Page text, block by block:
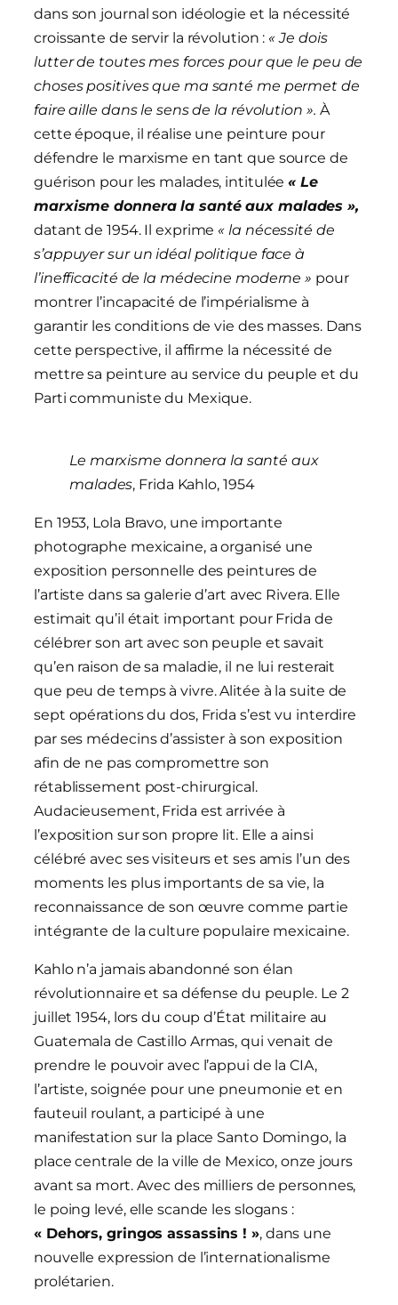
dans son journal son idéologie et la nécessité
croissante de servir la révolution : « Je dois
lutter de toutes mes forces pour que le peu de
choses positives que ma santé me permet de
faire aille dans le sens de la révolution ». À
cette époque, il réalise une peinture pour
défendre le marxisme en tant que source de
guérison pour les malades, intitulée« Le
marxisme donnera la santé aux malades »,
datant de 1954. Il exprime « la nécessité de
s’appuyer sur un idéal politique face à
l’inefficacité de la médecine moderne » pour
montrer l’incapacité de l’impérialisme à
garantir les conditions de vie des masses. Dans
cette perspective, il affirme la nécessité de
mettre sa peinture au service du peuple et du
Parti communiste du Mexique.
Le marxisme donnera la santé aux
malades, Frida Kahlo, 1954
En 1953, Lola Bravo, une importante
photographe mexicaine, a organisé une
exposition personnelle des peintures de
l’artiste dans sa galerie d’art avec Rivera. Elle
estimait qu’il était important pour Frida de
célébrer son art avec son peuple et savait
qu’en raison de sa maladie, il ne lui resterait
que peu de temps à vivre. Alitée à la suite de
sept opérations du dos, Frida s’est vu interdire
par ses médecins d’assister à son exposition
afin de ne pas compromettre son
rétablissement post-chirurgical.
Audacieusement, Frida est arrivée à
l’exposition sur son propre lit. Elle a ainsi
célébré avec ses visiteurs et ses amis l’un des
moments les plus importants de sa vie, la
reconnaissance de son œuvre comme partie
intégrante de la culture populaire mexicaine.
Kahlo n’a jamais abandonné son élan
révolutionnaire et sa défense du peuple. Le 2
juillet 1954, lors du coup d’État militaire au
Guatemala de Castillo Armas, qui venait de
prendre le pouvoir avec l’appui de la CIA,
l’artiste, soignée pour une pneumonie et en
fauteuil roulant, a participé à une
manifestation sur la place Santo Domingo, la
place centrale de la ville de Mexico, onze jours
avant sa mort. Avec des milliers de personnes,
le poing levé, elle scande les slogans :
« Dehors, gringos assassins ! », dans une
nouvelle expression de l’internationalisme
prolétarien.